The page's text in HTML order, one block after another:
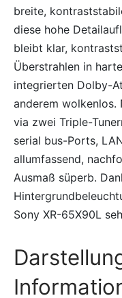
breite,
diese hohe
bleibt klar,
Überstrahlen in
integrierten Dolby-
anderem wolkenlos.
via zwei Triple-
serial bus-Ports,
allumfassend,
Ausmaß süperb.
Sony XR-65X90L